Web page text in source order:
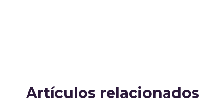
Artículos relacionados